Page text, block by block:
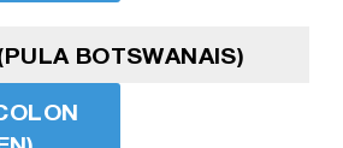
BOTSWANAIS)